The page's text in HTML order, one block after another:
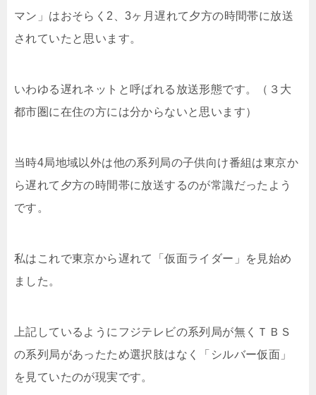
マン」はおそらく2、3ヶ月遅れて夕方の時間帯に放送
されていたと思います。
いわゆる遅れネットと呼ばれる放送形態です。（３大
都市圏に在住の方には分からないと思います）
当時4局地域以外は他の系列局の子供向け番組は東京か
ら遅れて夕方の時間帯に放送するのが常識だったよう
です。
私はこれで東京から遅れて「仮面ライダー」を見始め
ました。
上記しているようにフジテレビの系列局が無くＴＢＳ
の系列局があったため選択肢はなく「シルバー仮面」
を見ていたのが現実です。